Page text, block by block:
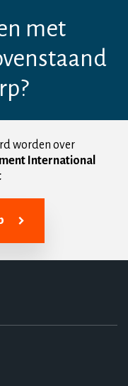
met
worden over
International